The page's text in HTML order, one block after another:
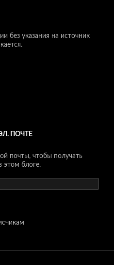
без указания на источник
ПОЧТЕ
почты, чтобы получать
этом блоге.